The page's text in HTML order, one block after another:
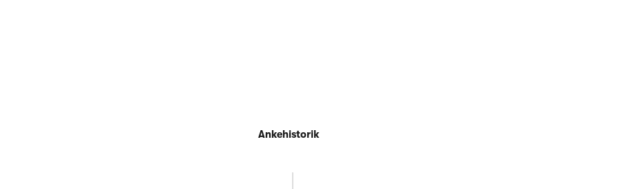
Ankehistorik